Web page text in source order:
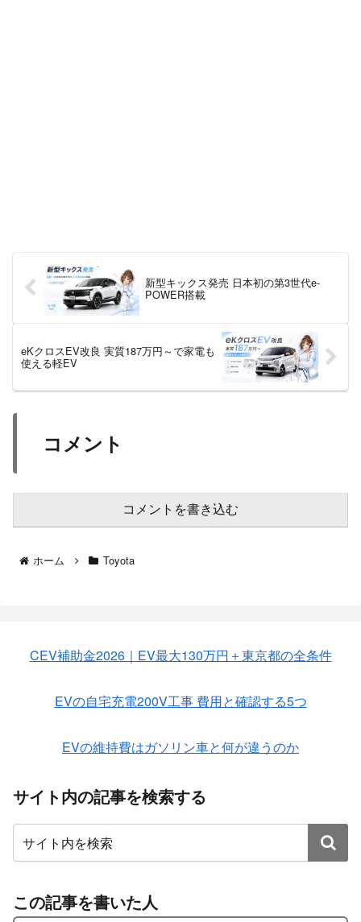
新型キックス発売 日本初の第3世代e-
POWER搭載
eKクロスEV改良 実質187万円～で家電も
使える軽EV
コメント
コメントを書き込む
ホーム Toyota
CEV補助金2026｜EV最大130万円＋東京都の全条件
EVの自宅充電200V工事 費用と確認する5つ
EVの維持費はガソリン車と何が違うのか
サイト内の記事を検索する
この記事を書いた人